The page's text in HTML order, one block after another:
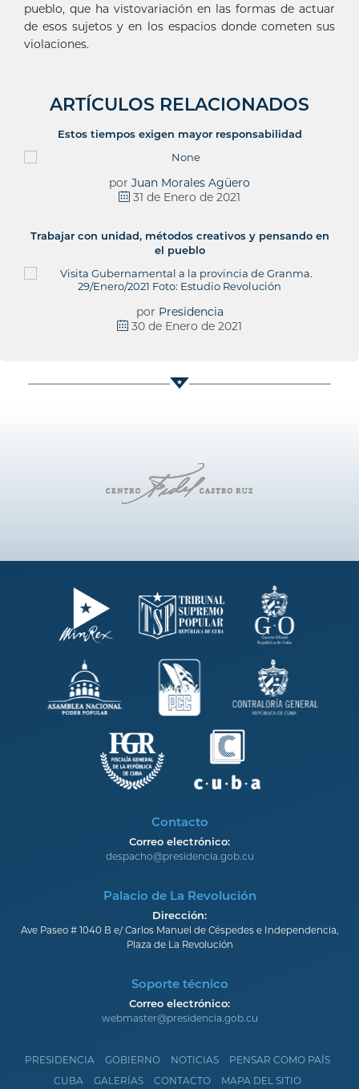
pueblo, que ha vistovariación en las formas de actuar
de esos sujetos y en los espacios donde cometen sus
violaciones.
ARTÍCULOS RELACIONADOS
Estos tiempos exigen mayor responsabilidad
por Juan Morales Agüero
31 de Enero de 2021
Trabajar con unidad, métodos creativos y pensando en
el pueblo
por Presidencia
30 de Enero de 2021
Contacto
Correo electrónico:
despacho@presidencia.gob.cu
Palacio de La Revolución
Dirección:
Ave Paseo # 1040 B e/ Carlos Manuel de Céspedes e Independencia,
Plaza de La Revolución
Soporte técnico
Correo electrónico:
webmaster@presidencia.gob.cu
PRESIDENCIA GOBIERNO NOTICIAS
PENSAR COMO PAÍS
CUBA
GALERÍAS CONTACTO MAPA DEL SITIO